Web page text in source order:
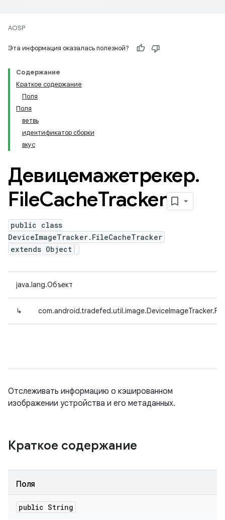
AOSP
Эта информация оказалась полезной?
Содержание
Краткое содержание
Поля
Поля
ветвь
идентификатор сборки
вкус
Девицемажетрекер.
FileCacheTracker
public class
DeviceImageTracker.FileCacheTracker
extends Object
java.lang.Объект
↳
Отслеживать информацию о кэшированном
изображении устройства и его метаданных.
Краткое содержание
Поля
public String